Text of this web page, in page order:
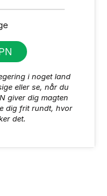
i noget land
eller se, når du
giver dig magten
dig frit rundt, hvor
det.